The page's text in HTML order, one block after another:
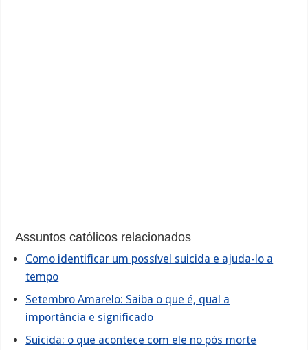
Assuntos católicos relacionados
Como identificar um possível suicida e ajuda-lo a
tempo
Setembro Amarelo: Saiba o que é, qual a
importância e significado
Suicida: o que acontece com ele no pós morte